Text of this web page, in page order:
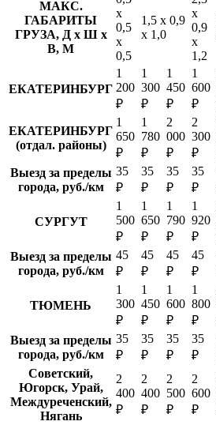
МАКС.
ГАБАРИТЫ
ГРУЗА, Д х Ш х
В, М
х
0,5
х
0,5
1,5 х 0,9
х 1,0
х
0,9
х
1,2
ЕКАТЕРИНБУРГ
1
200
₽
1
300
₽
1
450
₽
1
600
₽
ЕКАТЕРИНБУРГ
(отдал. районы)
1
650
₽
1
780
₽
2
000
₽
2
300
₽
Выезд за пределы
города, руб./км
35
₽
35
₽
35
₽
35
₽
СУРГУТ
1
500
₽
1
650
₽
1
790
₽
1
920
₽
Выезд за пределы
города, руб./км
45
₽
45
₽
45
₽
45
₽
ТЮМЕНЬ
1
300
₽
1
450
₽
1
600
₽
1
800
₽
Выезд за пределы
города, руб./км
35
₽
35
₽
35
₽
35
₽
Советский,
Югорск, Урай,
Междуреченский,
Нягань
2
400
₽
2
400
₽
2
500
₽
2
600
₽